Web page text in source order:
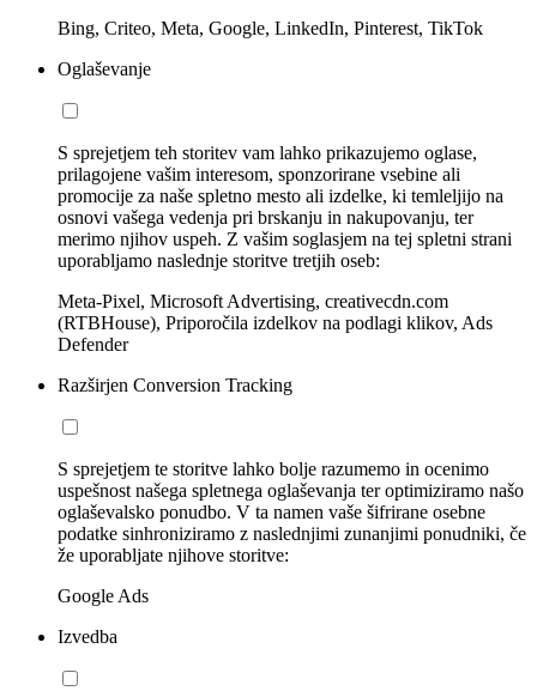
Bing, Criteo, Meta, Google, LinkedIn, Pinterest, TikTok
Oglaševanje
S sprejetjem teh storitev vam lahko prikazujemo oglase,
prilagojene vašim interesom, sponzorirane vsebine ali
promocije za naše spletno mesto ali izdelke, ki temleljijo na
osnovi vašega vedenja pri brskanju in nakupovanju, ter
merimo njihov uspeh. Z vašim soglasjem na tej spletni strani
uporabljamo naslednje storitve tretjih oseb:
Meta-Pixel, Microsoft Advertising, creativecdn.com
(RTBHouse), Priporočila izdelkov na podlagi klikov, Ads
Defender
Razširjen Conversion Tracking
S sprejetjem te storitve lahko bolje razumemo in ocenimo
uspešnost našega spletnega oglaševanja ter optimiziramo našo
oglaševalsko ponudbo. V ta namen vaše šifrirane osebne
podatke sinhroniziramo z naslednjimi zunanjimi ponudniki, če
že uporabljate njihove storitve:
Google Ads
Izvedba